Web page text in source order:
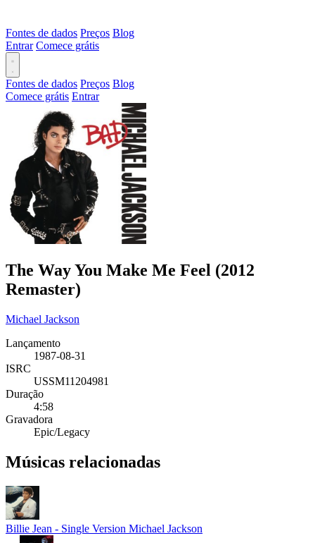
Fontes de dados Preços Blog
Entrar Comece grátis
Fontes de dados Preços Blog
Comece grátis Entrar
The Way You Make Me Feel (2012
Remaster)
Michael Jackson
Lançamento
1987-08-31
ISRC
USSM11204981
Duração
4:58
Gravadora
Epic/Legacy
Músicas relacionadas
Billie Jean - Single Version Michael Jackson